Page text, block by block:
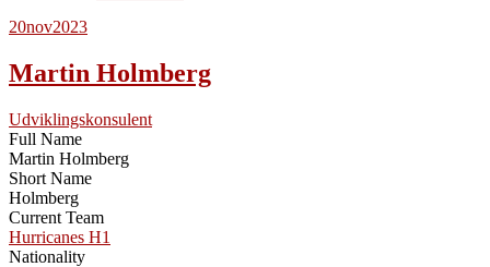
20nov2023
Martin Holmberg
Udviklingskonsulent
Full Name
Martin Holmberg
Short Name
Holmberg
Current Team
Hurricanes H1
Nationality